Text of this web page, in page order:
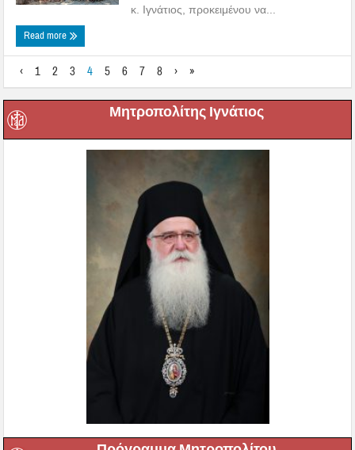
κ. Ιγνάτιος, προκειμένου να...
Read more
‹ 1 2 3 4 5 6 7 8 › »
Μητροπολίτης Ιγνάτιος